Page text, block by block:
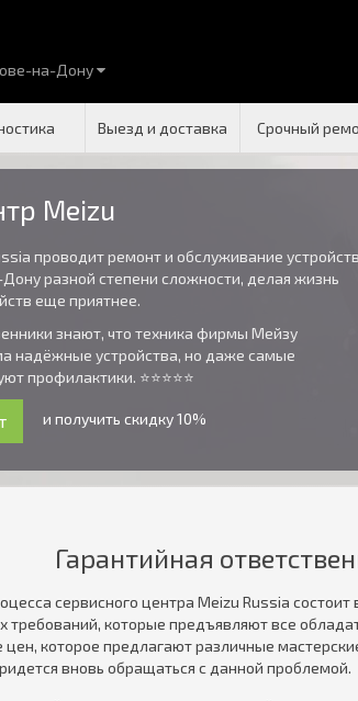
на-Дону
Выезд и доставка Срочный
Meizu
проводит ремонт и обслуживание устройств
разной степени сложности, делая жизнь
еще приятнее.
знают, что техника фирмы Мейзу
надёжные устройства, но даже самые
профилактики. ⭐⭐⭐⭐⭐
и получить скидку 10%
Гарантийная
сервисного центра Meizu Russia
которые предъявляют все
которое предлагают различные
вновь обращаться с данной проблемой.